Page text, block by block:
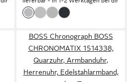
BOSS Chronograph BOSS
CHRONOMATIX 1514338,
Quarzuhr, Armbanduhr,
Herrenuhr, Edelstahlarmband,